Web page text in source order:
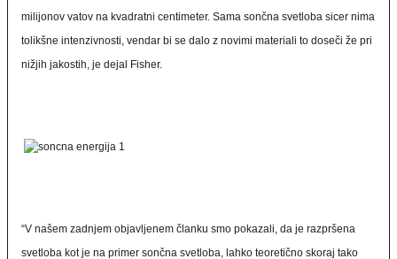
milijonov vatov na kvadratni centimeter. Sama sončna svetloba sicer nima
tolikšne intenzivnosti, vendar bi se dalo z novimi materiali to doseči že pri
nižjih jakostih, je dejal Fisher.
“V našem zadnjem objavljenem članku smo pokazali, da je razpršena
svetloba kot je na primer sončna svetloba, lahko teoretično skoraj tako